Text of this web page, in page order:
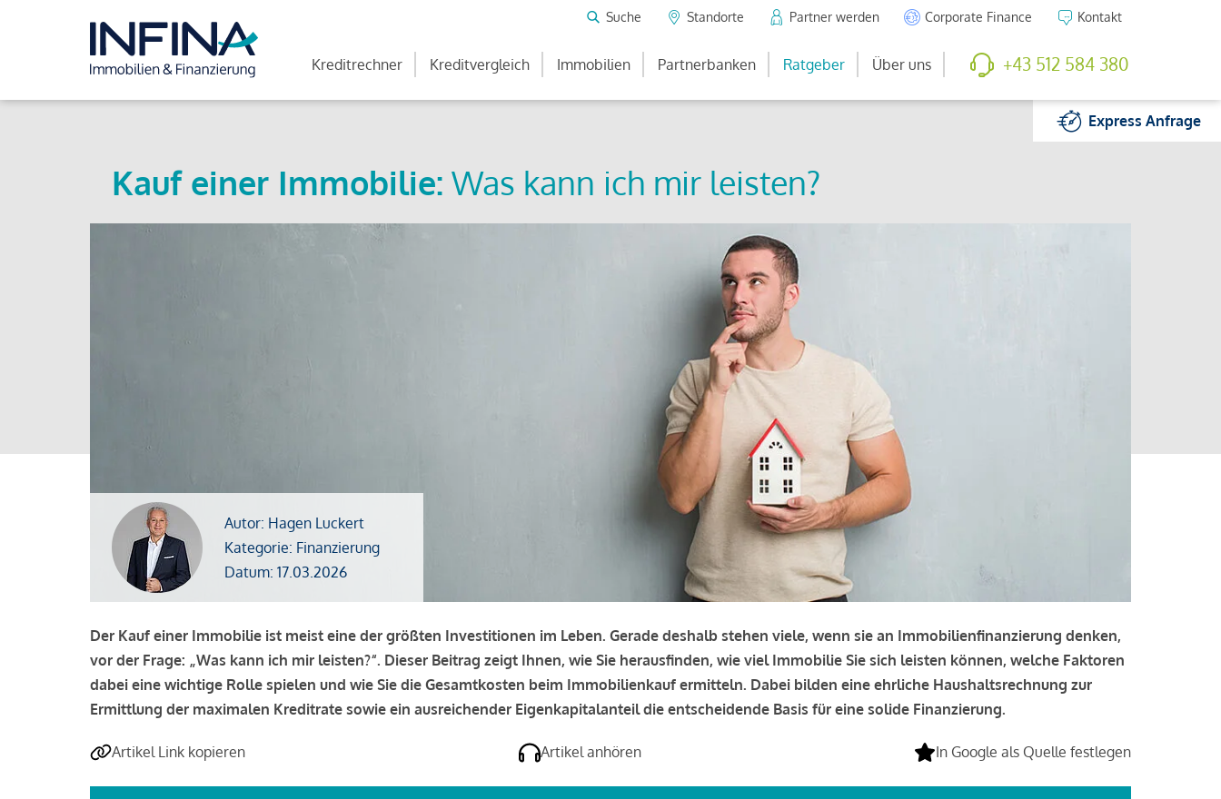
Suche Standorte Partner werden Corporate Finance Kontakt
Kreditrechner Kreditvergleich Immobilien Partnerbanken Ratgeber Über uns +43 512 584 380
ExpressAnfrage
Kauf einer Immobilie: Was kann ich mir leisten?
Autor: Hagen Luckert
Kategorie: Finanzierung
Datum: 17.03.2026
Der Kauf einer Immobilie ist meist eine der größten Investitionen im Leben. Gerade deshalb stehen viele, wenn sie an Immobilienfinanzierung denken,
vor der Frage: „Was kann ich mir leisten?“. Dieser Beitrag zeigt Ihnen, wie Sie herausfinden, wie viel Immobilie Sie sich leisten können, welche Faktoren
dabei eine wichtige Rolle spielen und wie Sie die Gesamtkosten beim Immobilienkauf ermitteln. Dabei bilden eine ehrliche Haushaltsrechnung zur
Ermittlung der maximalen Kreditrate sowie ein ausreichender Eigenkapitalanteil die entscheidende Basis für eine solide Finanzierung.
Artikel Link kopieren Artikel anhören In Google als Quelle festlegen